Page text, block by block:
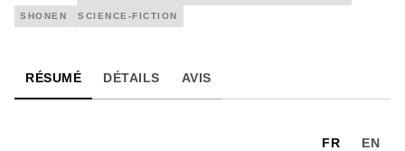
SHONEN SCIENCE-FICTION
RÉSUMÉ DÉTAILS AVIS
FR EN